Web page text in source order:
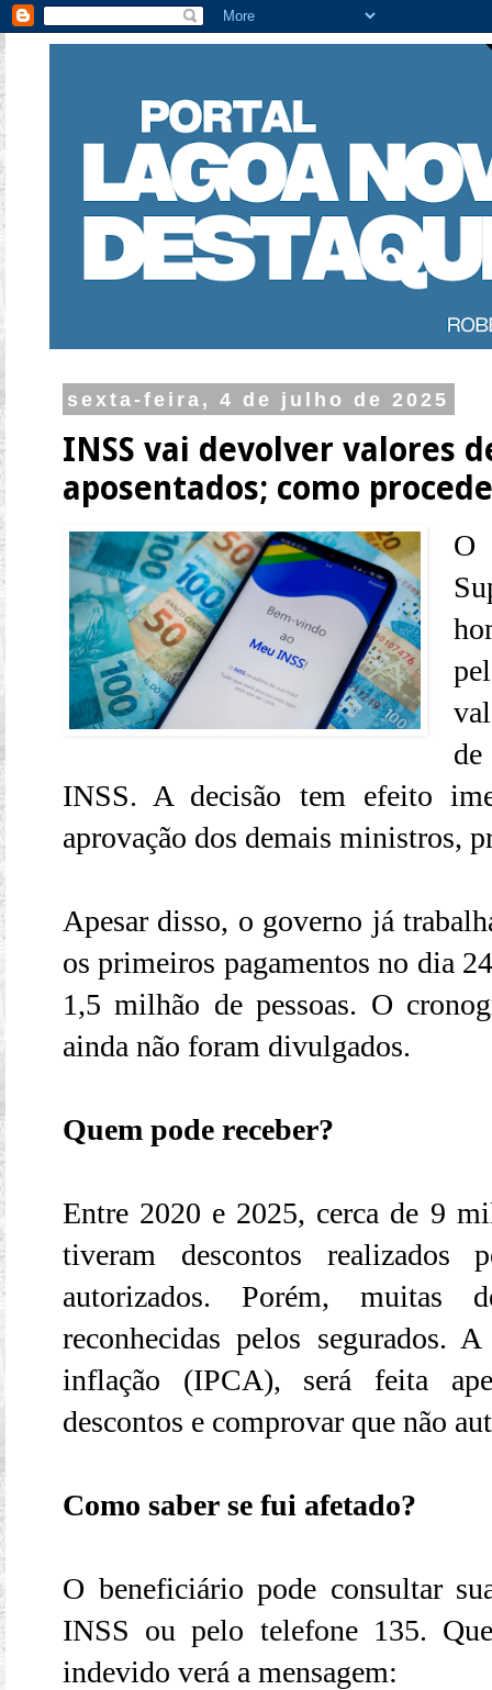
sexta-feira, 4 de julho de 2025
INSS vai devolver valores
aposentados; como
O
INSS. A decisão tem efeito
aprovação dos demais ministros,
Apesar disso, o governo já
os primeiros pagamentos no dia
1,5 milhão de pessoas. O
ainda não foram divulgados.
Quem pode receber?
Entre 2020 e 2025, cerca de 9
tiveram descontos realizados
autorizados. Porém, muitas
reconhecidas pelos segurados.
inflação (IPCA), será feita
descontos e comprovar que não
Como saber se fui afetado?
O beneficiário pode consultar
INSS ou pelo telefone 135.
indevido verá a mensagem: